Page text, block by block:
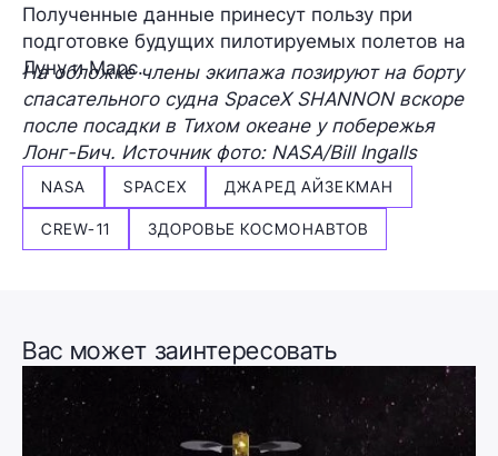
Полученные данные принесут пользу при
подготовке будущих пилотируемых полетов на
Луну и Марс.
На обложке члены экипажа позируют на борту
спасательного судна SpaceX SHANNON вскоре
после посадки в Тихом океане у побережья
Лонг-Бич. Источник фото: NASA/Bill Ingalls
NASA SPACEX ДЖАРЕД АЙЗЕКМАН
CREW-11 ЗДОРОВЬЕ КОСМОНАВТОВ
Вас может заинтересовать